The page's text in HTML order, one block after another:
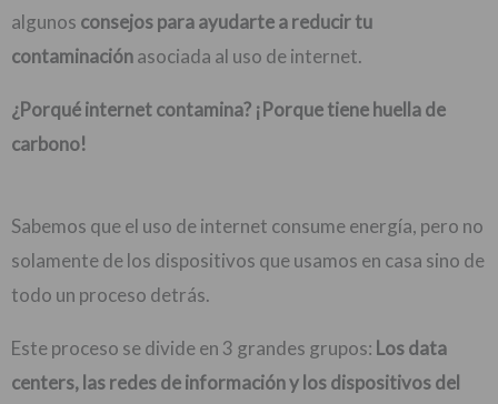
algunos consejospara ayudarte a reducir tu
contaminaciónasociada al uso de internet.
¿Porqué internet contamina? ¡Porque tiene huella de
carbono!
Sabemos que el uso de internet consume energía, pero no
solamente de los dispositivos que usamos en casa sino de
todo un proceso detrás.
Este proceso se divide en 3 grandes grupos: Los data
centers, las redes de información y los dispositivos del